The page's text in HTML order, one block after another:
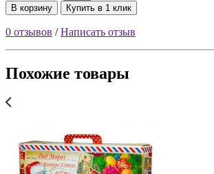
В корзину Купить в 1 клик
0 отзывов /Написать отзыв
Похожие товары